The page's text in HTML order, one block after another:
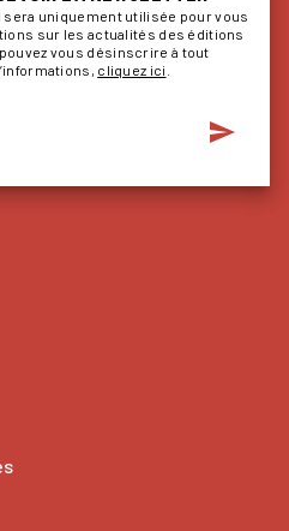
uniquement utilisée pour vous
sur les actualités des éditions
vous désinscrire à tout
cliquez ici
send